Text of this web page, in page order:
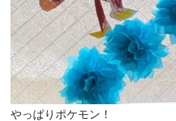
やっぱりポケモン！